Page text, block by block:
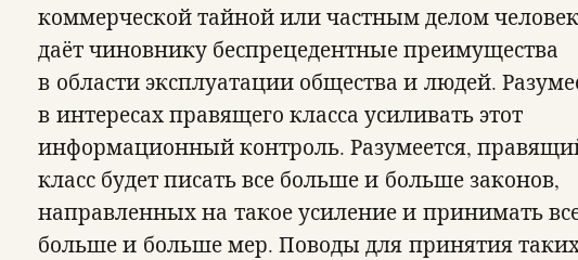
коммерческой тайной или частным делом
даёт чиновнику беспрецедентные преимущества
в области эксплуатации общества и людей.
в интересах правящего класса усиливать этот
информационный контроль. Разумеется,
класс будет писать все больше и больше законов,
направленных на такое усиление и принимать
больше и больше мер. Поводы для принятия